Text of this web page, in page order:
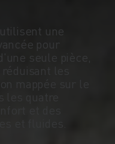
une
pour
seule pièce,
les
et fluides.